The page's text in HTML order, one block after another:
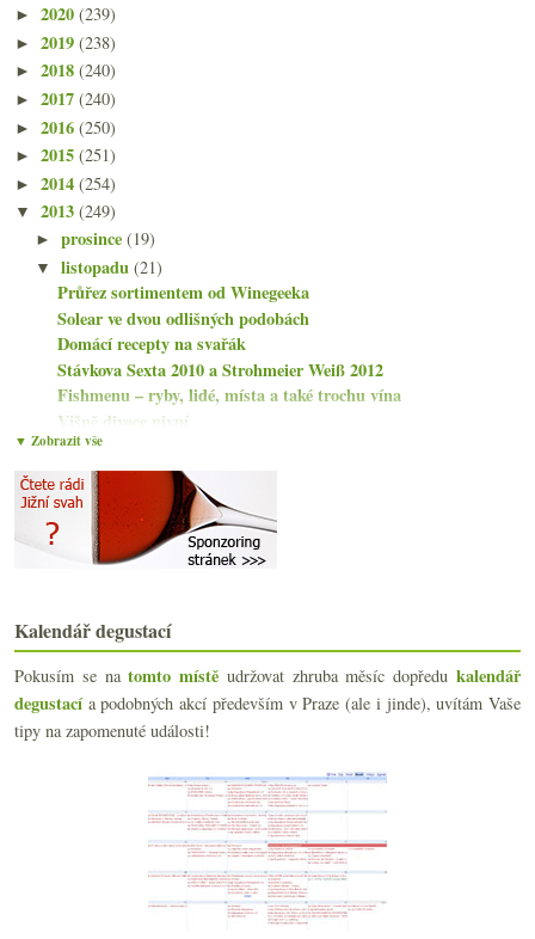
► 2020 (239)
► 2019 (238)
► 2018 (240)
► 2017 (240)
► 2016 (250)
► 2015 (251)
► 2014 (254)
▼ 2013 (249)
►prosince(19)
▼listopadu(21)
Průřez sortimentem od Winegeeka
Solear ve dvou odlišných podobách
Domácí recepty na svařák
Stávkova Sexta 2010 a Strohmeier Weiß 2012
Fishmenu – ryby, lidé, místa a také trochu vína
Višně divoce pivní
Beaujolais Nouveau 2013 na dvanácti vzorcích
Dvě prestižní vína od bohémky
Ikony od Errazuriz
Není sladké, nemá chybu. Čtyři body.
Na ochutnávce Leone de Castris
Dvě šardonky a burgundská šunka
Šťastnou ruku se Svatomartinským a něco ke snouben...
Tři zajímavá Beaujolais z Domaine de Thulon
Kraus Sekt, bio vlašák od Spielbergu, Petit Edelsp...
Henri Bourgeois a jeho novozélandský pinot
Prosecco – vše důležité na úvod
Sympatický šampaňský dům Chapuy
▼ Zobrazit vše
Kalendář degustací
Pokusím se natomto místě udržovat zhruba měsíc dopředukalendář
degustacía podobných akcí především v Praze (ale i jinde), uvítám Vaše
tipy na zapomenuté události!